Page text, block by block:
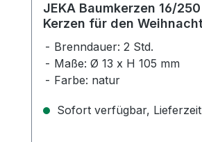
JEKA Baumkerzen 16/
Kerzen für den
Brenndauer: 2 Std.
Maße: Ø 13 x H 105 mm
Farbe: natur
Sofort verfügbar,